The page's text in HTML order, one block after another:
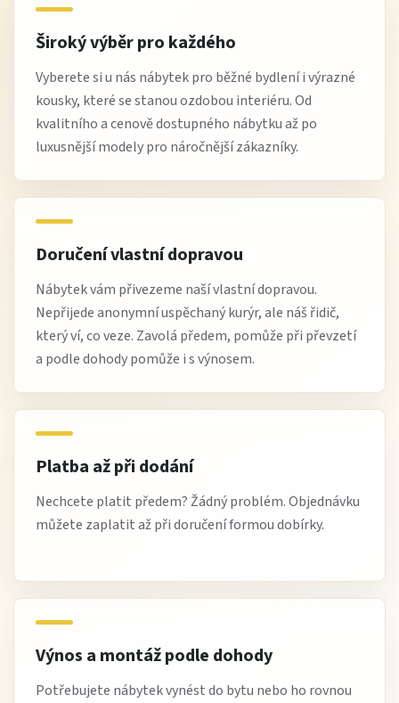
Široký výběr pro každého
Vyberete si u nás nábytek pro běžné bydlení i výrazné
kousky, které se stanou ozdobou interiéru. Od
kvalitního a cenově dostupného nábytku až po
luxusnější modely pro náročnější zákazníky.
Doručení vlastní dopravou
Nábytek vám přivezeme naší vlastní dopravou.
Nepřijede anonymní uspěchaný kurýr, ale náš řidič,
který ví, co veze. Zavolá předem, pomůže při převzetí
a podle dohody pomůže i s výnosem.
Platba až při dodání
Nechcete platit předem? Žádný problém. Objednávku
můžete zaplatit až při doručení formou dobírky.
Výnos a montáž podle dohody
Potřebujete nábytek vynést do bytu nebo ho rovnou